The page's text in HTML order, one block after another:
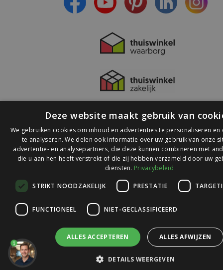
© 2026 Ledlichtdiscounter.nl
op
Webwinkelkeur
1
Deze website maakt gebruik van
We gebruiken cookies om inhoud en advertenties te personaliseren en
te analyseren. We delen ook informatie over uw gebruik van onze
advertentie- en analysepartners, die deze kunnen combineren met
die u aan hen heeft verstrekt of die zij hebben verzameld door uw
diensten. Privacybeleid
STRIKT NOODZAKELIJK PRESTATIE
FUNCTIONEEL NIET-GECLASSIFICEERD
ALLES ACCEPTEREN ALLES AFWIJZEN
DETAILS WEERGEVEN